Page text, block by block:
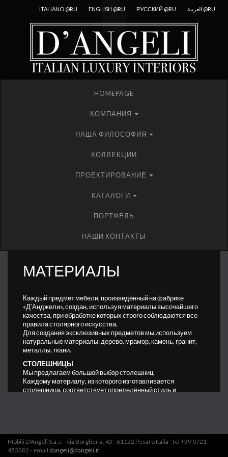
ITALIANO @RU ENGLISH @RU РУССКИЙ @RU العربية @RU
HOMEPAGE
КОМПАНИЯ
НАША ФИЛОСОФИЯ
КОЛЛЕКЦИИ
ПРОЕКТИРОВАНИЕ
КАТАЛОГИ
ПОРТФЕЛЬ
НАШИ КОНТАКТЫ
МАТЕРИАЛЫ
Каждый предмет мебели, произведённый на фабрике
«Д’Анджели», создан, используя материалы высочайшего
качества, при обработке которых строго соблюдаются все
правила столярного искусства.
Для создания эксклюзивных предметов мы используем
натуральные материалы: дерево, мрамор, камень, гранит,
металлы, ткани.
СТОЛЕШНИЦЫ
Мы предлагаем большой выбор столешниц.
Каждому материалу, из которого изготавливается
столешница, соответствует определённый стиль и
сочетаться с любой обстановкой. Мы можем предоставить
вам мраморные столешницы и настенные панели с
«колотой» фактурой.
Mobili D'Angeli S.a.s. - via Borgheria, 43 - 61122 Pesaro Italia - tel +39 0721
453382 - email dangeli@dangeli.it